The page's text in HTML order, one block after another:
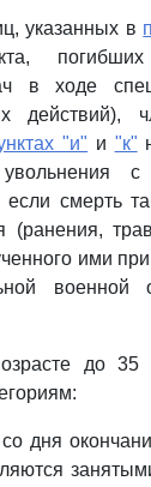
указанных в
в ходе
действий),
"и" и "к"
смерть
(ранения,
ими
военной
до 35
дня